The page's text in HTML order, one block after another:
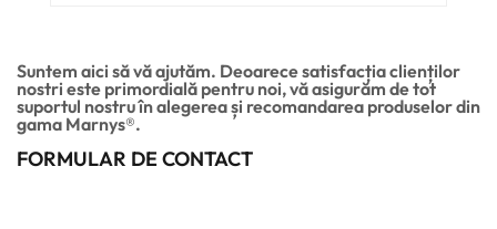
Suntem aici să vă ajutăm. Deoarece satisfacția clienților
nostri este primordială pentru noi, vă asigurăm de tot
suportul nostru în alegerea și recomandarea produselor din
gama Marnys®.
FORMULAR DE CONTACT